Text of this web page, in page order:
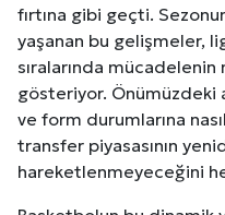
fırtına gibi geçti.
yaşanan bu gelişmeler,
sıralarında
gösteriyor. Önümüzdeki
ve form durumlarına
transfer piyasasının
hareketlenmeyeceğini